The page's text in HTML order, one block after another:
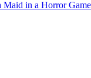
Maid in a Horror